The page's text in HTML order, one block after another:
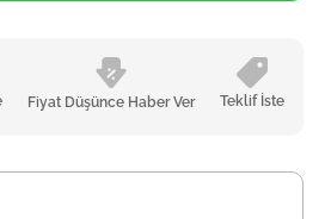
Fiyat Düşünce Haber Ver Teklif İste